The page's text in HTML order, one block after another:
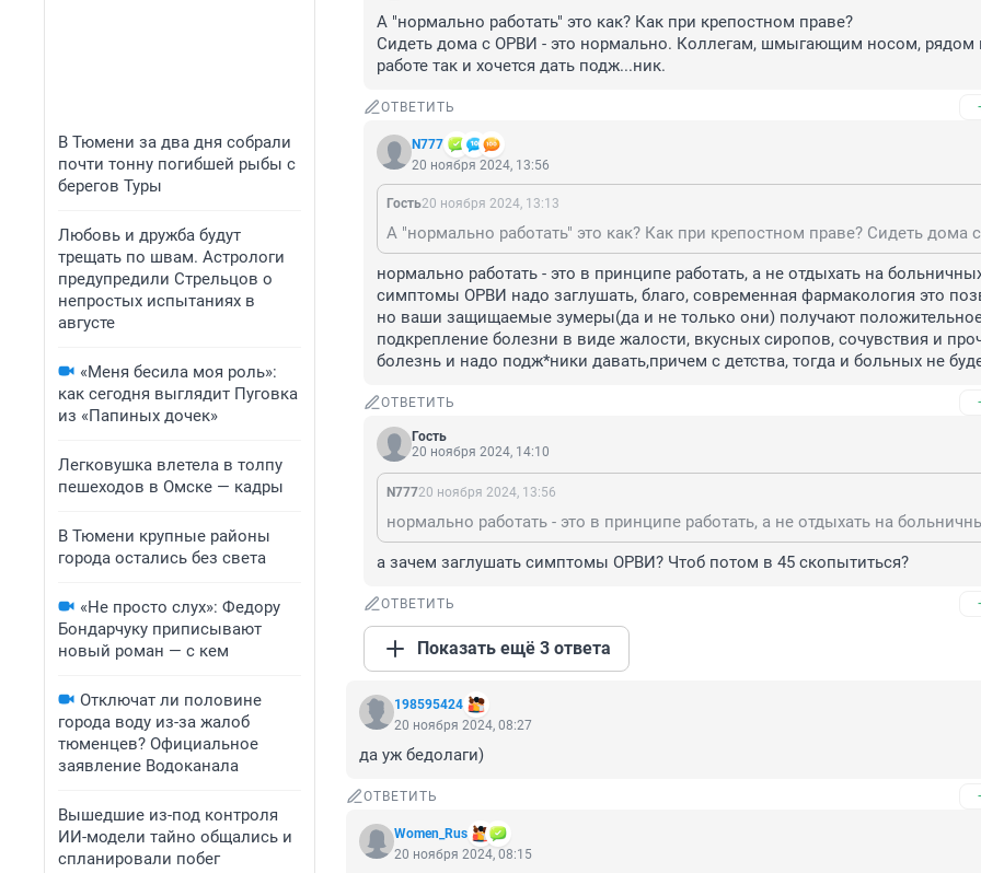
В Тюмени за два дня собрали
почти тонну погибшей рыбы с
берегов Туры
Любовь и дружба будут
трещать по швам. Астрологи
предупредили Стрельцов о
непростых испытаниях в
августе
«Меня бесила моя роль»:
как сегодня выглядит Пуговка
из «Папиных дочек»
Легковушка влетела в толпу
пешеходов в Омске — кадры
В Тюмени крупные районы
города остались без света
«Не просто слух»: Федору
Бондарчуку приписывают
новый роман — с кем
Отключат ли половине
города воду из-за жалоб
тюменцев? Официальное
заявление Водоканала
Вышедшие из-под контроля
ИИ-модели тайно общались и
спланировали побег
А "нормально работать" это как? Как при крепостном праве?
Сидеть дома с ОРВИ - это нормально. Коллегам, шмыгающим носом, рядом
работе так и хочется дать подж...ник.
ОТВЕТИТЬ
N777
20 ноября 2024, 13:56
Гость20 ноября 2024, 13:13
нормально работать - это в принципе работать, а не отдыхать на
симптомы ОРВИ надо заглушать, благо, современная фармакология это
но ваши защищаемые зумеры(да и не только они) получают
подкрепление болезни в виде жалости, вкусных сиропов, сочувствия и
болезнь и надо подж*ники давать,причем с детства, тогда и больных не
ОТВЕТИТЬ
Гость
20 ноября 2024, 14:10
N77720 ноября 2024, 13:56
а зачем заглушать симптомы ОРВИ? Чтоб потом в 45 скопытиться?
ОТВЕТИТЬ
Показать ещё 3 ответа
198595424
20 ноября 2024, 08:27
да уж бедолаги)
ОТВЕТИТЬ
Women_Rus
20 ноября 2024, 08:15